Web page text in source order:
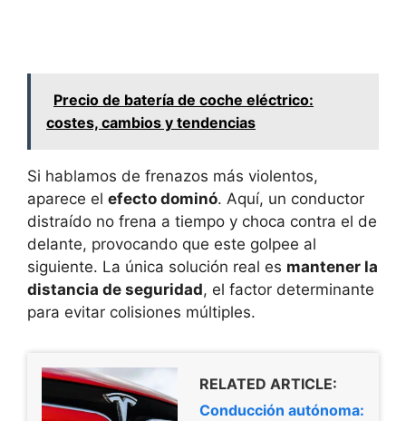
Precio de batería de coche eléctrico:
costes, cambios y tendencias
Si hablamos de frenazos más violentos,
aparece el efecto dominó. Aquí, un conductor
distraído no frena a tiempo y choca contra el de
delante, provocando que este golpee al
siguiente. La única solución real es mantener la
distancia de seguridad, el factor determinante
para evitar colisiones múltiples.
RELATED ARTICLE:
Conducción autónoma: